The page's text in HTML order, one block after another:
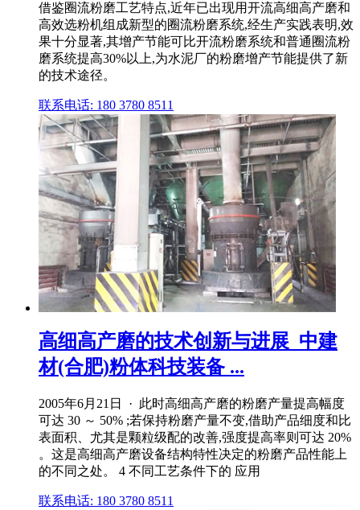
借鉴圈流粉磨工艺特点,近年已出现用开流高细高产磨和
高效选粉机组成新型的圈流粉磨系统,经生产实践表明,效
果十分显著,其增产节能可比开流粉磨系统和普通圈流粉
磨系统提高30%以上,为水泥厂的粉磨增产节能提供了新
的技术途径。
联系电话: 180 3780 8511
高细高产磨的技术创新与进展_中建
材(合肥)粉体科技装备 ...
2005年6月21日 · 此时高细高产磨的粉磨产量提高幅度
可达 30 ～ 50% ;若保持粉磨产量不变,借助产品细度和比
表面积、尤其是颗粒级配的改善,强度提高率则可达 20%
。这是高细高产磨设备结构特性决定的粉磨产品性能上
的不同之处。 4 不同工艺条件下的 应用
联系电话: 180 3780 8511